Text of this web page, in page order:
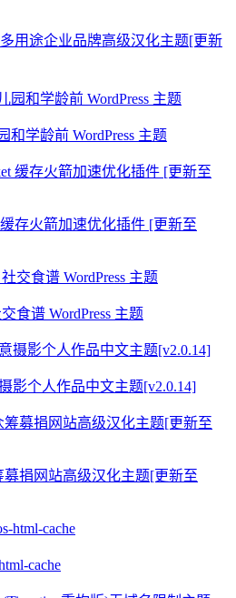
用途企业品牌高级汉化主题[更新
和学龄前 WordPress 主题
缓存火箭加速优化插件 [更新至
食谱 WordPress 主题
影个人作品中文主题[v2.0.14]
募捐网站高级汉化主题[更新至
cache